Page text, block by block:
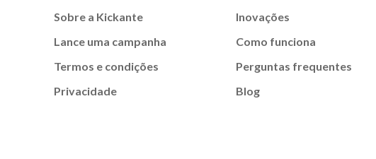
Sobre a Kickante
Lance uma campanha
Termos e condições
Privacidade
Inovações
Como funciona
Perguntas frequentes
Blog